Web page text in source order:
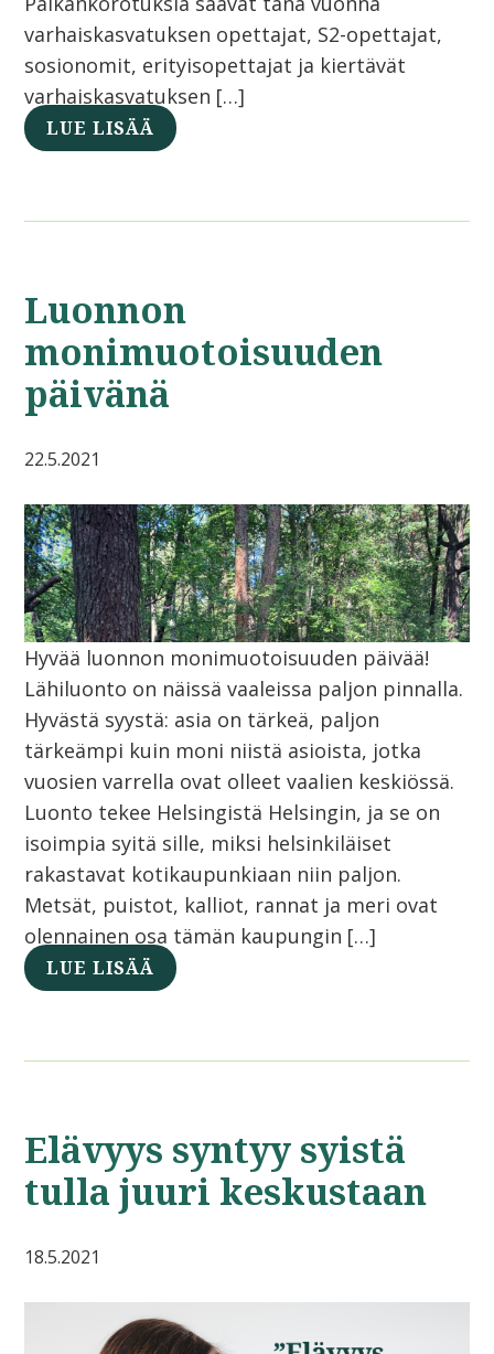
varhaiskasvatuksen opettajat, S2-opettajat,
sosionomit, erityisopettajat ja kiertävät
varhaiskasvatuksen […]
LUE LISÄÄ
Luonnon
monimuotoisuuden
päivänä
22.5.2021
Hyvää luonnon monimuotoisuuden päivää!
Lähiluonto on näissä vaaleissa paljon pinnalla.
Hyvästä syystä: asia on tärkeä, paljon
tärkeämpi kuin moni niistä asioista, jotka
vuosien varrella ovat olleet vaalien keskiössä.
Luonto tekee Helsingistä Helsingin, ja se on
isoimpia syitä sille, miksi helsinkiläiset
rakastavat kotikaupunkiaan niin paljon.
Metsät, puistot, kalliot, rannat ja meri ovat
olennainen osa tämän kaupungin […]
LUE LISÄÄ
Elävyys syntyy syistä
tulla juuri keskustaan
18.5.2021